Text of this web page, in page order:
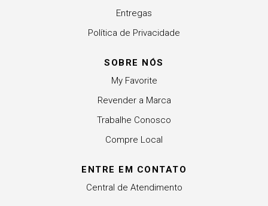
Entregas
Política de Privacidade
SOBRE NÓS
My Favorite
Revender a Marca
Trabalhe Conosco
Compre Local
ENTRE EM CONTATO
Central de Atendimento